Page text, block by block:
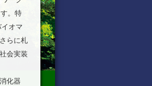
。特
オマ
らに札
会実装
化器